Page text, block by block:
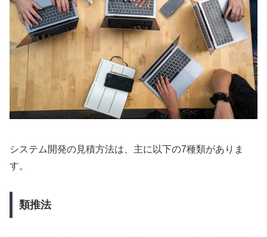
システム開発の見積方法は、主に以下の7種類がありま
す。
類推法